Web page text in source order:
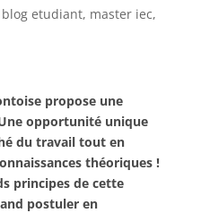
blog etudiant, master iec,
propose une
opportunité unique
du travail tout en
théoriques !
principes de cette
postuler en